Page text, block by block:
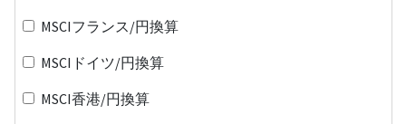
MSCIフランス/円換算
MSCIドイツ/円換算
MSCI香港/円換算